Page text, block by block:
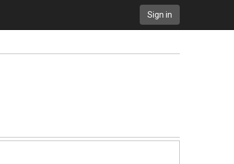
Sign in